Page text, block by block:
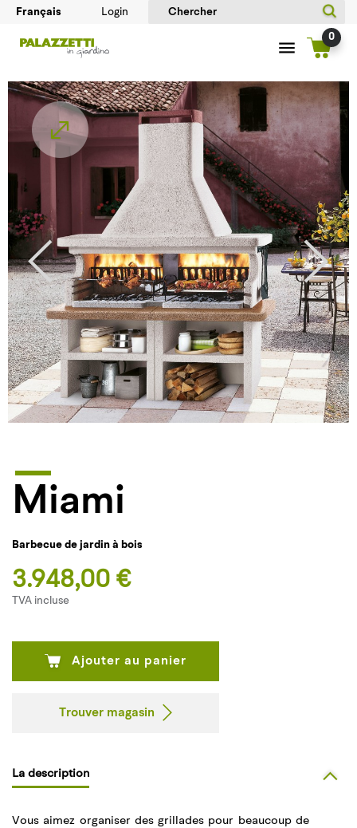
Login
0
Miami
Barbecue de jardin à bois
3.948,00 €
TVA incluse
Ajouter au panier
Trouver magasin
La description
Vous aimez organiser des grillades pour beaucoup de